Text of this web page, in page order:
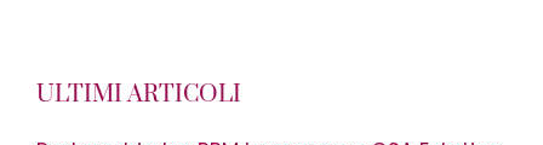
ULTIMI ARTICOLI